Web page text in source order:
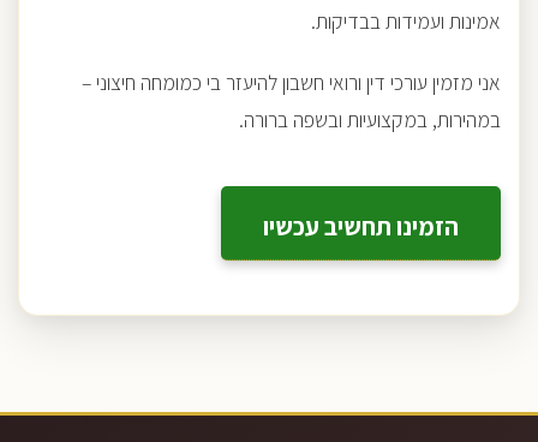
אמינות ועמידות בבדיקות.
אני מזמין עורכי דין ורואי חשבון להיעזר בי כמומחה חיצוני –
במהירות, במקצועיות ובשפה ברורה.
הזמינו תחשיב עכשיו